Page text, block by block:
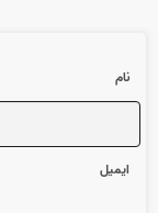
نام
ایمیل